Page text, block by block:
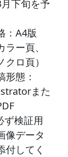
下旬を予
：A4版
ラー頁、
クロ頁）
形態：
また
検証用
像データ
付してく